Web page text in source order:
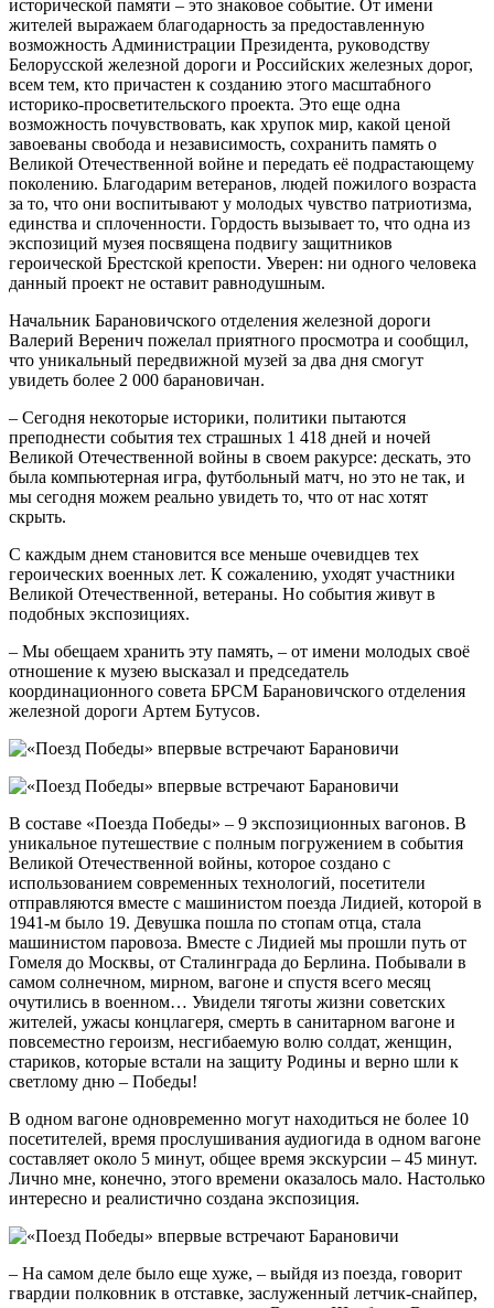
исторической памяти – это знаковое событие. От имени
жителей выражаем благодарность за предоставленную
возможность Администрации Президента, руководству
Белорусской железной дороги и Российских железных дорог,
всем тем, кто причастен к созданию этого масштабного
историко-просветительского проекта. Это еще одна
возможность почувствовать, как хрупок мир, какой ценой
завоеваны свобода и независимость, сохранить память о
Великой Отечественной войне и передать её подрастающему
поколению. Благодарим ветеранов, людей пожилого возраста
за то, что они воспитывают у молодых чувство патриотизма,
единства и сплоченности. Гордость вызывает то, что одна из
экспозиций музея посвящена подвигу защитников
героической Брестской крепости. Уверен: ни одного человека
данный проект не оставит равнодушным.
Начальник Барановичского отделения железной дороги
Валерий Веренич пожелал приятного просмотра и сообщил,
что уникальный передвижной музей за два дня смогут
увидеть более 2 000 барановичан.
– Сегодня некоторые историки, политики пытаются
преподнести события тех страшных 1 418 дней и ночей
Великой Отечественной войны в своем ракурсе: дескать, это
была компьютерная игра, футбольный матч, но это не так, и
мы сегодня можем реально увидеть то, что от нас хотят
скрыть.
С каждым днем становится все меньше очевидцев тех
героических военных лет. К сожалению, уходят участники
Великой Отечественной, ветераны. Но события живут в
подобных экспозициях.
– Мы обещаем хранить эту память, – от имени молодых своё
отношение к музею высказал и председатель
координационного совета БРСМ Барановичского отделения
железной дороги Артем Бутусов.
В составе «Поезда Победы» – 9 экспозиционных вагонов. В
уникальное путешествие с полным погружением в события
Великой Отечественной войны, которое создано с
использованием современных технологий, посетители
отправляются вместе с машинистом поезда Лидией, которой в
1941-м было 19. Девушка пошла по стопам отца, стала
машинистом паровоза. Вместе с Лидией мы прошли путь от
Гомеля до Москвы, от Сталинграда до Берлина. Побывали в
самом солнечном, мирном, вагоне и спустя всего месяц
очутились в военном… Увидели тяготы жизни советских
жителей, ужасы концлагеря, смерть в санитарном вагоне и
повсеместно героизм, несгибаемую волю солдат, женщин,
стариков, которые встали на защиту Родины и верно шли к
светлому дню – Победы!
В одном вагоне одновременно могут находиться не более 10
посетителей, время прослушивания аудиогида в одном вагоне
составляет около 5 минут, общее время экскурсии – 45 минут.
Лично мне, конечно, этого времени оказалось мало. Настолько
интересно и реалистично создана экспозиция.
– На самом деле было еще хуже, – выйдя из поезда, говорит
гвардии полковник в отставке, заслуженный летчик-снайпер,